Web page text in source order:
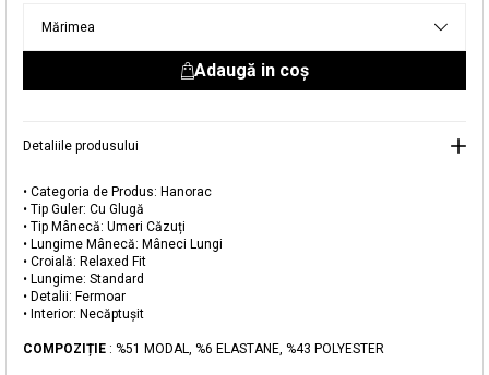
Mărimea
Adaugă in coş
Detaliile produsului
• Categoria de Produs: Hanorac
• Tip Guler: Cu Glugă
• Tip Mânecă: Umeri Căzuți
• Lungime Mânecă: Mâneci Lungi
• Croială: Relaxed Fit
• Lungime: Standard
• Detalii: Fermoar
• Interior: Necăptușit
COMPOZIȚIE : %51 MODAL, %6 ELASTANE, %43 POLYESTER
Magazinele noastre
Puteți ajunge la magazinul KOTON pe care îl căutați
selectând informațiile despre țară și oraș.
livrare aici.
Adăugat în coș